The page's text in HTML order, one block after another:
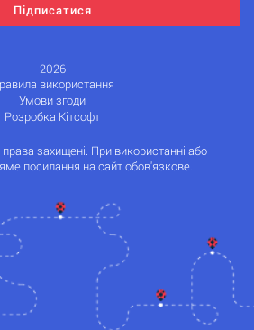
Підписатися
2026
використання
Умови згоди
Розробка Кітсофт
захищені. При використанні або
посилання на сайт обов'язкове.